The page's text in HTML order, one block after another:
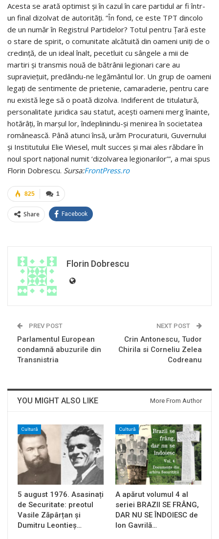
Acesta se arată optimist şi în cazul în care partidul ar fi într-
un final dizolvat de autorităţi. “În fond, ce este TPT dincolo
de un număr în Registrul Partidelor? Totul pentru Ţară este
o stare de spirit, o comunitate alcătuită din oameni uniți de o
credință, de un ideal înalt, pecetluit cu sângele a mii de
martiri și transmis nouă de bătrânii legionari care au
supraviețuit, predându-ne legământul lor. Un grup de oameni
legați de sentimente de prietenie, camaraderie, pentru care
nu există lege să o poată dizolva. Indiferent de titulatură,
personalitate juridica sau statut, acești oameni merg înainte,
hotărâți, în marșul lor, îndeplinindu-şi menirea în societatea
românească. Până atunci însă, urăm Procuraturii, Guvernului
și Institutului Elie Wiesel, mult succes și mai ales răbdare în
noul sport național numit ‘dizolvarea legionarilor’”, a mai spus
Florin Dobrescu. Sursa:FrontPress.ro
1
825
Share Facebook
Florin Dobrescu
PREV POST
Parlamentul European
condamnă abuzurile din
Transnistria
NEXT POST
Crin Antonescu, Tudor
Chirila si Corneliu Zelea
Codreanu
YOU MIGHT ALSO LIKE More From Author
Cultură
5 august 1976. Asasinați
de Securitate: preotul
Vasile Zăpârțan și
Dumitru Leontieș…
Cultură
A apărut volumul 4 al
seriei BRAZII SE FRÂNG,
DAR NU SE ÎNDOIESC de
Ion Gavrilă…